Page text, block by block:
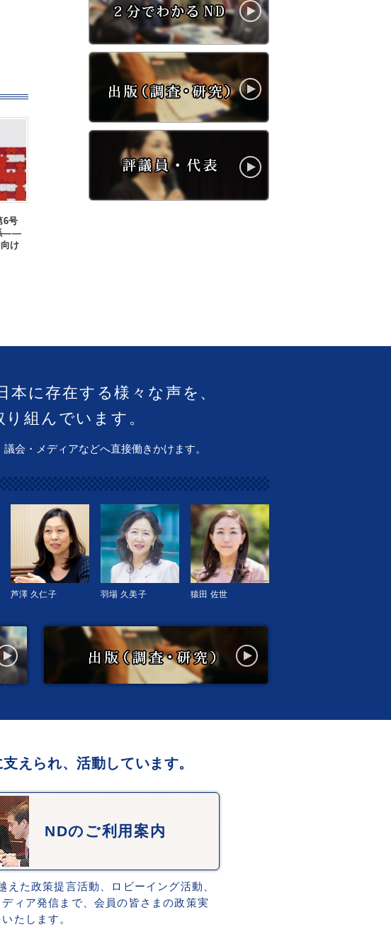
6号
――
け
に存在する様々な声を、
組んでいます。
会・メディアなどへ直接働きかけます。
芦澤 久仁子 羽場 久美子 猿田 佐世
えられ、活動しています。
NDのご利用案内
えた政策提言活動、ロビーイング活動、
ィア発信まで、会員の皆さまの政策実
たします。